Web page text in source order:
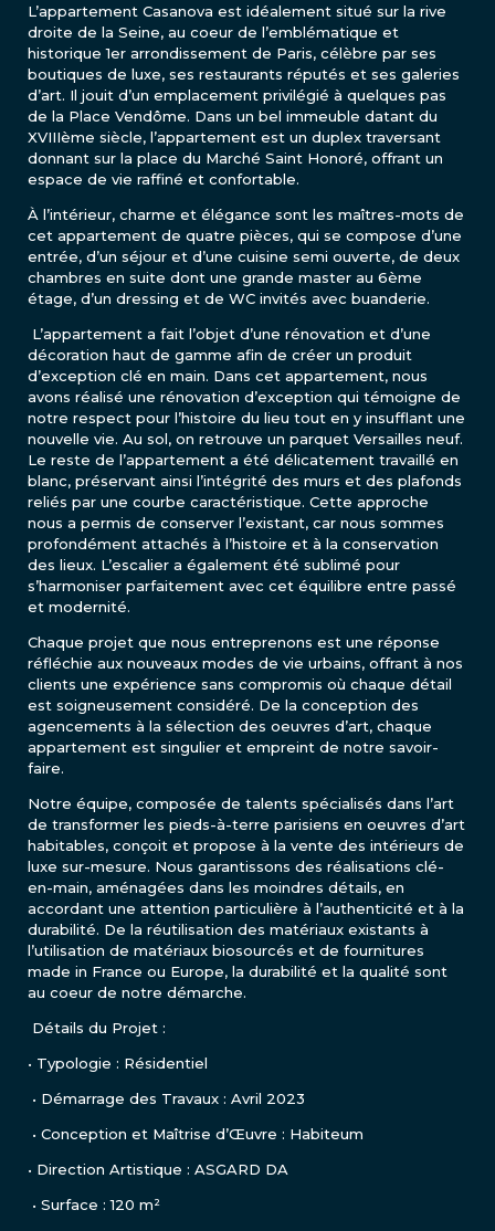
L’appartement Casanova est idéalement situé sur la rive
droite de la Seine, au coeur de l’emblématique et
historique 1er arrondissement de Paris, célèbre par ses
boutiques de luxe, ses restaurants réputés et ses galeries
d’art. Il jouit d’un emplacement privilégié à quelques pas
de la Place Vendôme. Dans un bel immeuble datant du
XVIIIème siècle, l’appartement est un duplex traversant
donnant sur la place du Marché Saint Honoré, offrant un
espace de vie raffiné et confortable.
À l’intérieur, charme et élégance sont les maîtres-mots de
cet appartement de quatre pièces, qui se compose d’une
entrée, d’un séjour et d’une cuisine semi ouverte, de deux
chambres en suite dont une grande master au 6ème
étage, d’un dressing et de WC invités avec buanderie.
L’appartement a fait l’objet d’une rénovation et d’une
décoration haut de gamme afin de créer un produit
d’exception clé en main. Dans cet appartement, nous
avons réalisé une rénovation d’exception qui témoigne de
notre respect pour l’histoire du lieu tout en y insufflant une
nouvelle vie. Au sol, on retrouve un parquet Versailles neuf.
Le reste de l’appartement a été délicatement travaillé en
blanc, préservant ainsi l’intégrité des murs et des plafonds
reliés par une courbe caractéristique. Cette approche
nous a permis de conserver l’existant, car nous sommes
profondément attachés à l’histoire et à la conservation
des lieux. L’escalier a également été sublimé pour
s’harmoniser parfaitement avec cet équilibre entre passé
et modernité.
Chaque projet que nous entreprenons est une réponse
réfléchie aux nouveaux modes de vie urbains, offrant à nos
clients une expérience sans compromis où chaque détail
est soigneusement considéré. De la conception des
agencements à la sélection des oeuvres d’art, chaque
appartement est singulier et empreint de notre savoir-
faire.
Notre équipe, composée de talents spécialisés dans l’art
de transformer les pieds-à-terre parisiens en oeuvres d’art
habitables, conçoit et propose à la vente des intérieurs de
luxe sur-mesure. Nous garantissons des réalisations clé-
en-main, aménagées dans les moindres détails, en
accordant une attention particulière à l’authenticité et à la
durabilité. De la réutilisation des matériaux existants à
l’utilisation de matériaux biosourcés et de fournitures
made in France ou Europe, la durabilité et la qualité sont
au coeur de notre démarche.
Détails du Projet :
• Typologie : Résidentiel
• Démarrage des Travaux : Avril 2023
• Conception et Maîtrise d’Œuvre : Habiteum
• Direction Artistique : ASGARD DA
• Surface : 120 m²